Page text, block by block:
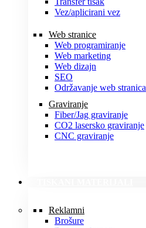
Vez/aplicirani vez
Web stranice
Web programiranje
Web marketing
Web dizajn
SEO
Održavanje web stranica
Graviranje
Fiber/Jag graviranje
CO2 lasersko graviranje
CNC graviranje
Reklamni
Brošure